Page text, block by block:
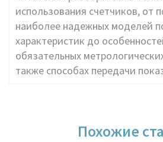
использования счетчиков, от
наиболее надежных моделей
характеристик до
обязательных
также способах передачи
Похожие